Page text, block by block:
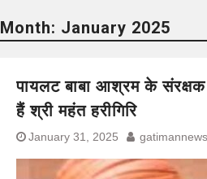
Month: January 2025
पायलट बाबा आश्रम के
हैं श्री महंत हरीगिरि
January 31, 2025 gatimannews